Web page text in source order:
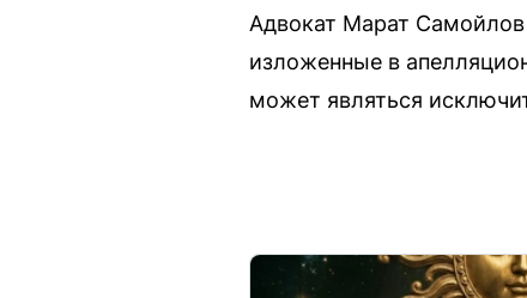
Адвокат Марат
изложенные в
может являться